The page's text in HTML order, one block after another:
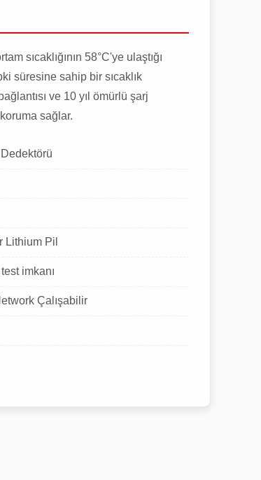
sıcaklığının 58°C'ye ulaştığı
süresine sahip bir sıcaklık
ve 10 yıl ömürlü şarj
sağlar.
Dedektörü
Lithium Pil
imkanı
Çalışabilir